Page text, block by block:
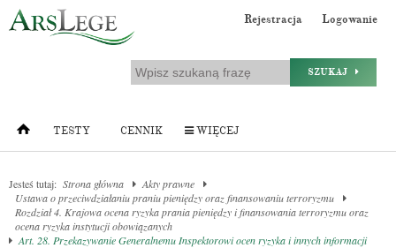
Rejestracja Logowanie
SZUKAJ
TESTY CENNIK WIĘCEJ
Jesteś tutaj: Strona główna
Akty prawne
Ustawa o przeciwdziałaniu praniu pieniędzy oraz finansowaniu terroryzmu
Rozdział 4. Krajowa ocena ryzyka prania pieniędzy i finansowania terroryzmu oraz
ocena ryzyka instytucji obowiązanych
Art. 28. Przekazywanie Generalnemu Inspektorowi ocen ryzyka i innych informacji